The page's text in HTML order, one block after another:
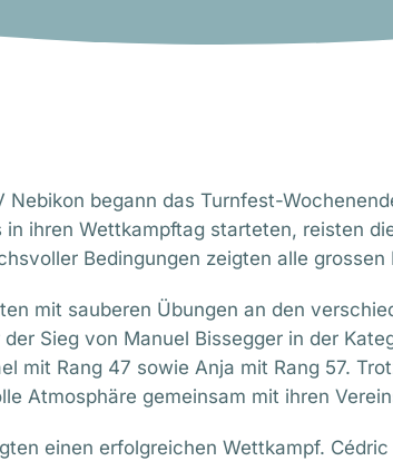
Nebikon begann das Turnfest-
ihren Wettkampftag starteten, reisten
Bedingungen zeigten alle
mit sauberen Übungen an den
Sieg von Manuel Bissegger in der
mit Rang 47 sowie Anja mit Rang 57.
Atmosphäre gemeinsam mit ihren
einen erfolgreichen Wettkampf.